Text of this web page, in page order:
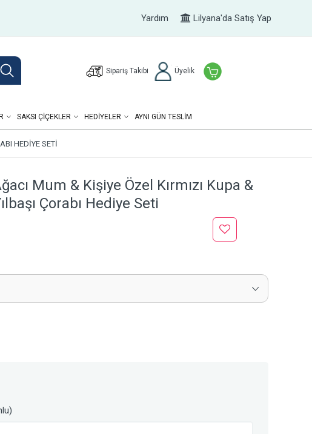
Yardım Lilyana'da Satış Yap
Sipariş Takibi Üyelik
SAKSI ÇIÇEKLER HEDIYELER AYNI GÜN TESLİM
HEDIYE SETI
Mum & Kişiye Özel Kırmızı Kupa &
Çorabı Hediye Seti